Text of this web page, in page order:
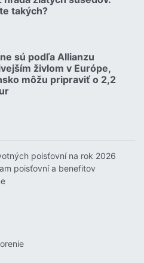
takých?
sú podľa Allianzu
živlom v Európe,
môžu pripraviť o 2,2
|
poisťovní na rok 2026
poisťovní a benefitov